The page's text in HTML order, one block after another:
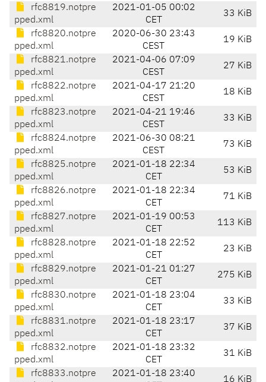
rfc8819.notpre
pped.xml
2021-01-05 00:02
CET
33 KiB
rfc8820.notpre
pped.xml
2020-06-30 23:43
CEST
19 KiB
rfc8821.notpre
pped.xml
2021-04-06 07:09
CEST
27 KiB
rfc8822.notpre
pped.xml
2021-04-17 21:20
CEST
18 KiB
rfc8823.notpre
pped.xml
2021-04-21 19:46
CEST
33 KiB
rfc8824.notpre
pped.xml
2021-06-30 08:21
CEST
73 KiB
rfc8825.notpre
pped.xml
2021-01-18 22:34
CET
53 KiB
rfc8826.notpre
pped.xml
2021-01-18 22:34
CET
71 KiB
rfc8827.notpre
pped.xml
2021-01-19 00:53
CET
113 KiB
rfc8828.notpre
pped.xml
2021-01-18 22:52
CET
23 KiB
rfc8829.notpre
pped.xml
2021-01-21 01:27
CET
275 KiB
rfc8830.notpre
pped.xml
2021-01-18 23:04
CET
33 KiB
rfc8831.notpre
pped.xml
2021-01-18 23:17
CET
37 KiB
rfc8832.notpre
pped.xml
2021-01-18 23:32
CET
31 KiB
rfc8833.notpre
2021-01-18 23:40
16 KiB